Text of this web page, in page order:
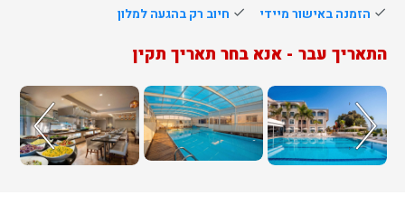
done הזמנה באישור מיידי done חיוב רק בהגעה למלון
התאריך עבר - אנא בחר תאריך תקין
נציג
יחזור
אליך
בשעות
הפעילות